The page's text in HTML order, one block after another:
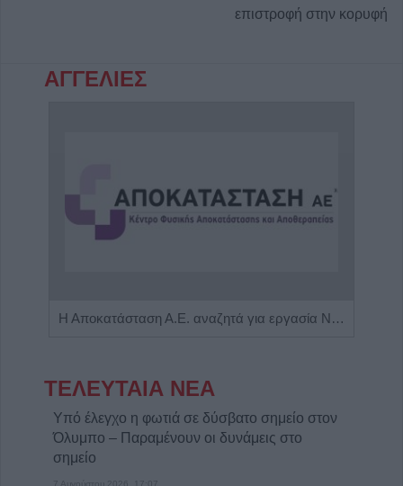
επιστροφή στην κορυφή
ΑΓΓΕΛΙΕΣ
Η Αποκατάσταση Α.Ε. αναζητά για εργασία Νοσηλευτές και Βοηθούς Νοσηλευτές
ΤΕΛΕΥΤΑΙΑ ΝΕΑ
Υπό έλεγχο η φωτιά σε δύσβατο σημείο στον
Όλυμπο – Παραμένουν οι δυνάμεις στο
σημείο
7 Αυγούστου 2026, 17:07